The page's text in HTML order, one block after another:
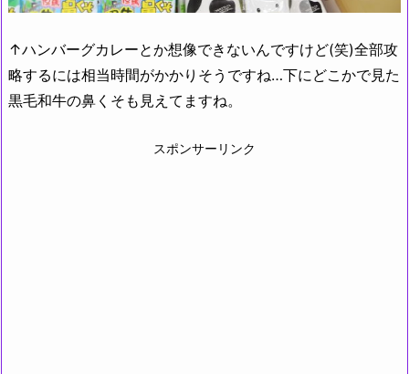
↑ハンバーグカレーとか想像できないんですけど(笑)全部攻
略するには相当時間がかかりそうですね…下にどこかで見た
黒毛和牛の鼻くそも見えてますね。
スポンサーリンク